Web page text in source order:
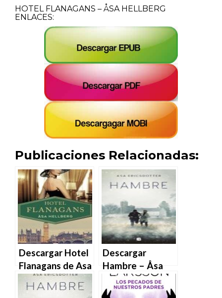
HOTEL FLANAGANS – ÅSA HELLBERG
ENLACES:
Publicaciones Relacionadas:
Descargar Hotel
Flanagans de Asa
Hellberg en EPUB
| PDF | MOBI
Descargar
Hambre – Åsa
Ericsdotter – Åsa
Ericsdotter en